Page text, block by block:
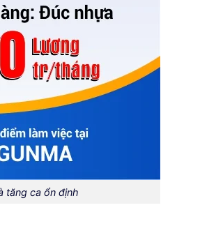
tăng ca ổn định